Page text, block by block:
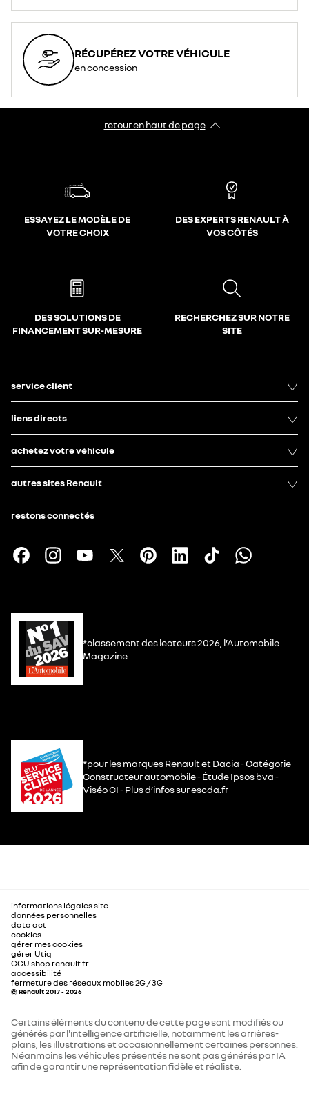
RÉCUPÉREZ VOTRE VÉHICULE
en concession
retour en haut de page​
ESSAYEZ LE MODÈLE DE
VOTRE CHOIX
DES EXPERTS RENAULT À
VOS CÔTÉS
DES SOLUTIONS DE
FINANCEMENT SUR-MESURE
RECHERCHEZ SUR NOTRE
SITE
service client
liens directs
achetez votre véhicule
autres sites Renault
restons connectés
*classement des lecteurs 2026, l’Automobile
Magazine
*pour les marques Renault et Dacia - Catégorie
Constructeur automobile - Étude Ipsos bva -
Viséo CI - Plus d’infos sur escda.fr
informations légales site
données personnelles
data act
cookies
gérer mes cookies
gérer Utiq
CGU shop.renault.fr
accessibilité
fermeture des réseaux mobiles 2G / 3G
© Renault 2017 - 2026
Certains éléments du contenu de cette page sont modifiés ou
générés par l'intelligence artificielle, notamment les arrières-
plans, les illustrations et occasionnellement certaines personnes.
Néanmoins les véhicules présentés ne sont pas générés par IA
afin de garantir une représentation fidèle et réaliste.